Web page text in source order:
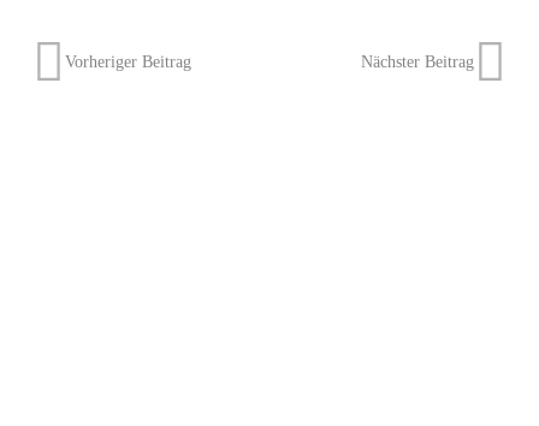
Vorheriger Beitrag Nächster Beitrag